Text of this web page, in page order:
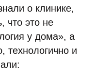
о клинике,
что это не
у дома», а
технологично и